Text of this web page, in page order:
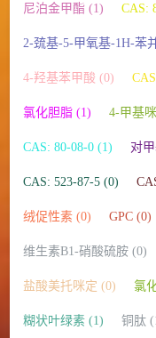
尼泊金甲酯 (1) CAS:
2-巯基-5-甲氧基-1H-苯
4-羟基苯甲酸 (0)
氯化胆脂 (1) 4-甲基
CAS: 80-08-0 (1) 对
CAS: 523-87-5 (0)
绒促性素 (0) GPC (0)
维生素B1-硝酸硫胺 (0)
盐酸美托咪定 (0) 氯
糊状叶绿素 (1) 铜肽